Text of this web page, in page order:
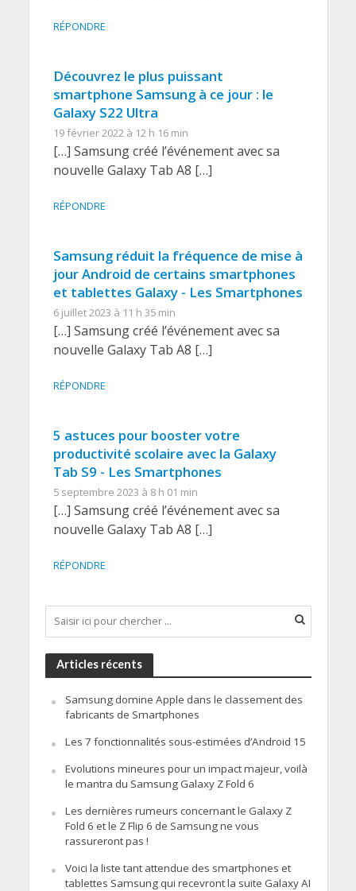
RÉPONDRE
Découvrez le plus puissant
smartphone Samsung à ce jour : le
Galaxy S22 Ultra
19 février 2022 à 12 h 16 min
[…] Samsung créé l’événement avec sa
nouvelle Galaxy Tab A8 […]
RÉPONDRE
Samsung réduit la fréquence de mise à
jour Android de certains smartphones
et tablettes Galaxy - Les Smartphones
6 juillet 2023 à 11 h 35 min
[…] Samsung créé l’événement avec sa
nouvelle Galaxy Tab A8 […]
RÉPONDRE
5 astuces pour booster votre
productivité scolaire avec la Galaxy
Tab S9 - Les Smartphones
5 septembre 2023 à 8 h 01 min
[…] Samsung créé l’événement avec sa
nouvelle Galaxy Tab A8 […]
RÉPONDRE
Articles récents
Samsung domine Apple dans le classement des
fabricants de Smartphones
Les 7 fonctionnalités sous-estimées d’Android 15
Evolutions mineures pour un impact majeur, voilà
le mantra du Samsung Galaxy Z Fold 6
Les dernières rumeurs concernant le Galaxy Z
Fold 6 et le Z Flip 6 de Samsung ne vous
rassureront pas !
Voici la liste tant attendue des smartphones et
tablettes Samsung qui recevront la suite Galaxy AI